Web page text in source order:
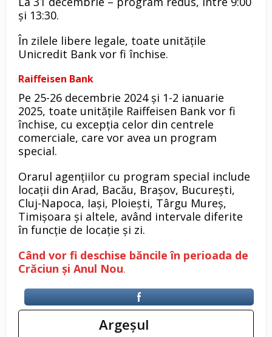
și 13:30.
În zilele libere legale, toate unitățile
Unicredit Bank vor fi închise.
Raiffeisen Bank
Pe 25-26 decembrie 2024 și 1-2 ianuarie
2025, toate unitățile Raiffeisen Bank vor fi
închise, cu excepția celor din centrele
comerciale, care vor avea un program
special.
Orarul agențiilor cu program special include
locații din Arad, Bacău, Brașov, București,
Cluj-Napoca, Iași, Ploiești, Târgu Mureș,
Timișoara și altele, având intervale diferite
în funcție de locație și zi.
Când vor fi deschise băncile în perioada de
Crăciun și Anul Nou.
Argeşul